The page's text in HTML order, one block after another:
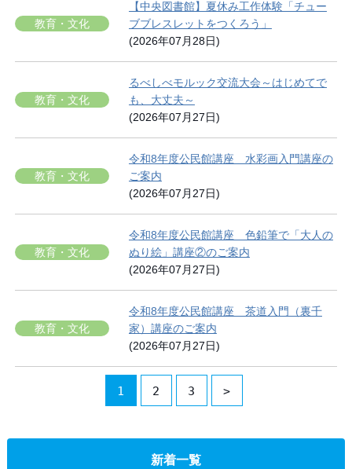
教育・文化
【中央図書館】夏休み工作体験「チュー
ブブレスレットをつくろう」
(2026年07月28日)
教育・文化
るべしべモルック交流大会～はじめてで
も、大丈夫～
(2026年07月27日)
教育・文化
令和8年度公民館講座 水彩画入門講座の
ご案内
(2026年07月27日)
教育・文化
令和8年度公民館講座 色鉛筆で「大人の
ぬり絵」講座②のご案内
(2026年07月27日)
教育・文化
令和8年度公民館講座 茶道入門（裏千
家）講座のご案内
(2026年07月27日)
1 2 3 >
新着一覧